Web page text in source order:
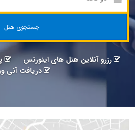
جستجوی هتل
رزرو آنلاین هتل های اینورنس
دریافت آنی